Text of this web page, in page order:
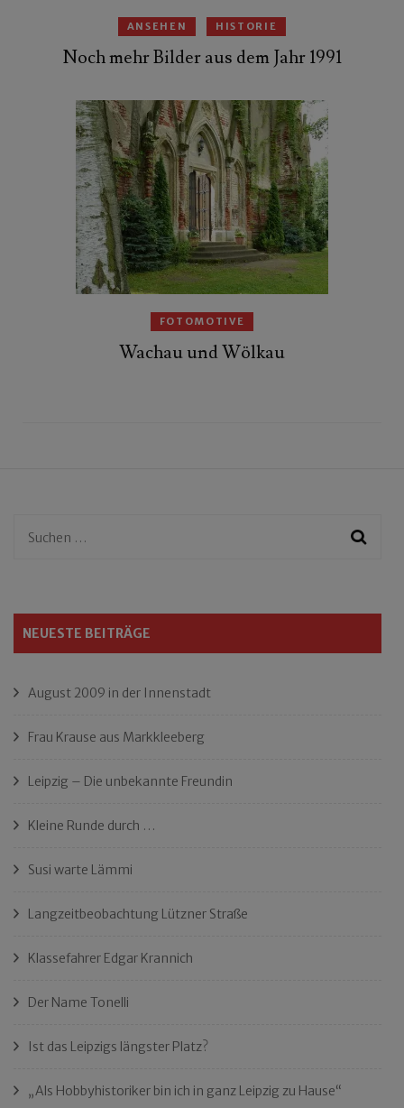
ANSEHEN HISTORIE
Noch mehr Bilder aus dem Jahr 1991
FOTOMOTIVE
Wachau und Wölkau
Suchen
NEUESTE BEITRÄGE
August 2009 in der Innenstadt
Frau Krause aus Markkleeberg
Leipzig – Die unbekannte Freundin
Kleine Runde durch …
Susi warte Lämmi
Langzeitbeobachtung Lützner Straße
Klassefahrer Edgar Krannich
Der Name Tonelli
Ist das Leipzigs längster Platz?
„Als Hobbyhistoriker bin ich in ganz Leipzig zu Hause“